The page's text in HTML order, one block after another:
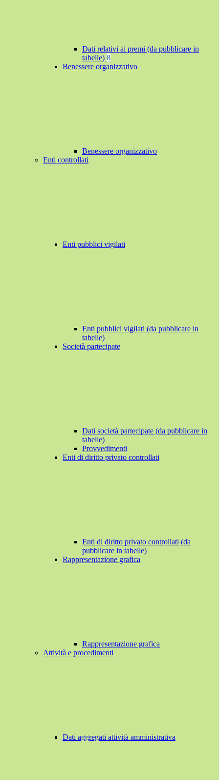
Dati relativi ai premi (da pubblicare in
tabelle) 8
Benessere organizzativo
Benessere organizzativo
Enti controllati
Enti pubblici vigilati
Enti pubblici vigilati (da pubblicare in
tabelle)
Società partecipate
Dati società partecipate (da pubblicare in
tabelle)
Provvedimenti
Enti di diritto privato controllati
Enti di diritto privato controllati (da
pubblicare in tabelle)
Rappresentazione grafica
Rappresentazione grafica
Attività e procedimenti
Dati aggregati attività amministrativa